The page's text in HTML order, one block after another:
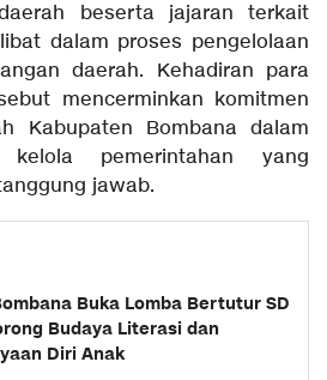
beserta jajaran terkait
dalam proses pengelolaan
daerah. Kehadiran para
mencerminkan komitmen
Kabupaten Bombana dalam
pemerintahan yang
jawab.
Buka Lomba Bertutur SD
Budaya Literasi dan
Diri Anak